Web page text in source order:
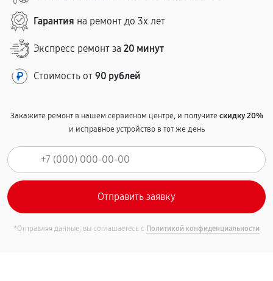
Гарантия на ремонт до 3х лет
Экспресс ремонт за 20 минут
Стоимость от 90 рублей
Закажите ремонт в нашем сервисном центре, и получитескидку 20%
и исправное устройство в тот же день
*Отправляя данные, вы соглашаетесь с Политикой конфиденциальности